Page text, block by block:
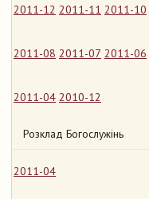
2011-12 2011-11 2011-10
2011-08 2011-07 2011-06
2011-04 2010-12
Розклад Богослужінь
2011-04